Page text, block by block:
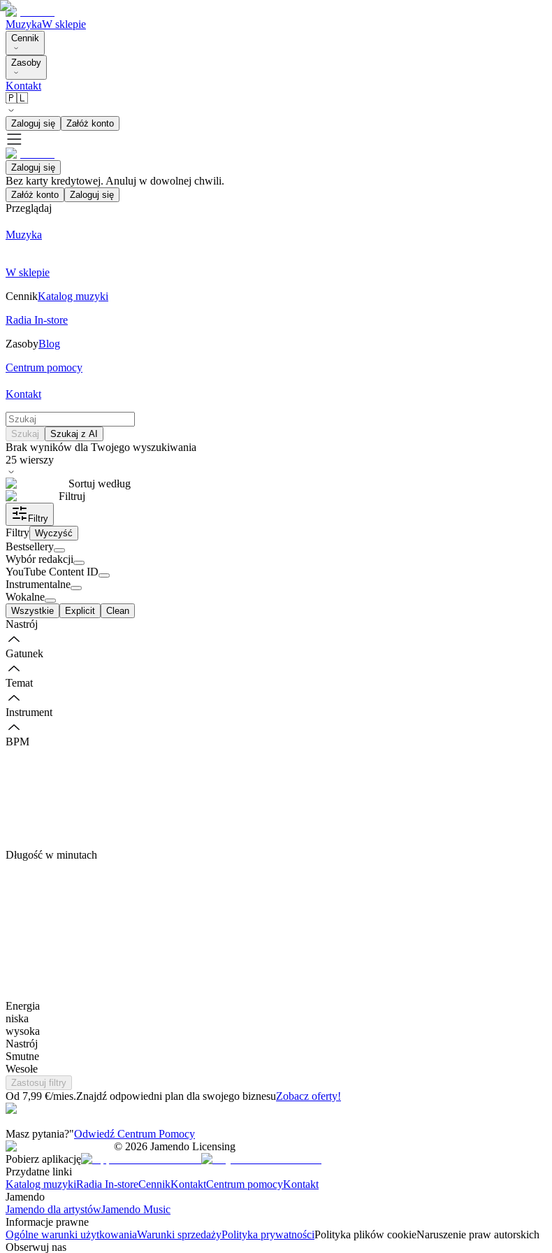
MuzykaW sklepie
Cennik
Zasoby
Kontakt
🇵🇱
Zaloguj się Załóż konto
Zaloguj się
Bez karty kredytowej. Anuluj w dowolnej chwili.
Załóż konto Zaloguj się
Przeglądaj
Muzyka
W sklepie
CennikKatalog muzyki
Radia In-store
ZasobyBlog
Centrum pomocy
Kontakt
Szukaj Szukaj z AI
Brak wyników dla Twojego wyszukiwania
25 wierszy
Sortuj według
Filtruj
Filtry
Filtry Wyczyść
Bestsellery
Wybór redakcji
YouTube Content ID
Instrumentalne
Wokalne
Wszystkie Explicit Clean
Nastrój
Gatunek
Temat
Instrument
BPM
Długość w minutach
Energia
niska
wysoka
Nastrój
Smutne
Wesołe
Zastosuj filtry
Od 7,99 €/mies.Znajdź odpowiedni plan dla swojego biznesuZobacz oferty!
Masz pytania?"Odwiedź Centrum Pomocy
© 2026 Jamendo Licensing
Pobierz aplikację
Przydatne linki
Katalog muzykiRadia In-storeCennikKontaktCentrum pomocyKontakt
Jamendo
Jamendo dla artystówJamendo Music
Informacje prawne
Ogólne warunki użytkowaniaWarunki sprzedażyPolityka prywatnościPolityka plików cookieNaruszenie praw autorskich
Obserwuj nas